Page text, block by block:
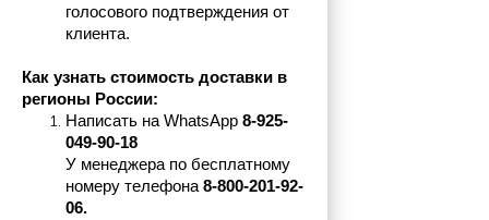
голосового подтверждения от
клиента.
Как узнать стоимость доставки в
регионы России:
Написать на WhatsApp 8-925-
049-90-18
У менеджера по бесплатному
номеру телефона 8-800-201-92-
06.